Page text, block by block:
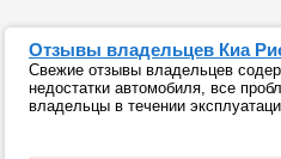
Отзывы владельцев Киа
Свежие отзывы владельцев
недостатки автомобиля, все
владельцы в течении